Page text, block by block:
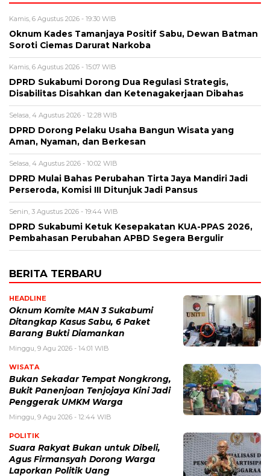
Kamis, 6 Agustus 2026 - 19:30 WIB
Oknum Kades Tamanjaya Positif Sabu, Dewan Batman
Soroti Ciemas Darurat Narkoba
Kamis, 6 Agustus 2026 - 15:07 WIB
DPRD Sukabumi Dorong Dua Regulasi Strategis,
Disabilitas Disahkan dan Ketenagakerjaan Dibahas
Selasa, 4 Agustus 2026 - 12:28 WIB
DPRD Dorong Pelaku Usaha Bangun Wisata yang
Aman, Nyaman, dan Berkesan
Selasa, 4 Agustus 2026 - 10:02 WIB
DPRD Mulai Bahas Perubahan Tirta Jaya Mandiri Jadi
Perseroda, Komisi III Ditunjuk Jadi Pansus
Senin, 3 Agustus 2026 - 19:44 WIB
DPRD Sukabumi Ketuk Kesepakatan KUA-PPAS 2026,
Pembahasan Perubahan APBD Segera Bergulir
BERITA TERBARU
HEADLINE
Oknum Komite MAN 3 Sukabumi
Ditangkap Kasus Sabu, 6 Paket
Barang Bukti Diamankan
Minggu, 9 Agu 2026 - 14:01 WIB
WISATA
Bukan Sekadar Tempat Nongkrong,
Bukit Panenjoan Tenjojaya Kini Jadi
Penggerak UMKM Warga
Minggu, 9 Agu 2026 - 12:44 WIB
POLITIK
Suara Rakyat Bukan untuk Dibeli,
Agus Firmansyah Dorong Warga
Laporkan Politik Uang